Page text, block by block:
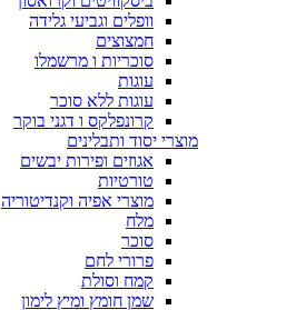
וופלים וגביעי גלידה
חמצוצים
סוכריות ו מרשמלו
עוגות
עוגות ללא סוכר
קרונפלקס ו דגני בוקר
מוצרי יסוד ותבלינים
אגוזים ופירות יבשים
טורטיות
מוצרי אפיה וקנדיטוריה
מלח
סוכר
פרורי לחם
קמח וסולת
שמן חומץ ומיץ לימון